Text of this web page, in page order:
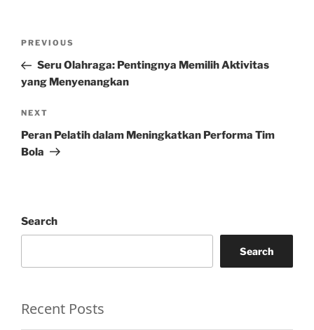
Previous
Post
PREVIOUS
Seru Olahraga: Pentingnya Memilih Aktivitas
yang Menyenangkan
Next
Post
NEXT
Peran Pelatih dalam Meningkatkan Performa Tim
Bola
Search
Search
Recent Posts